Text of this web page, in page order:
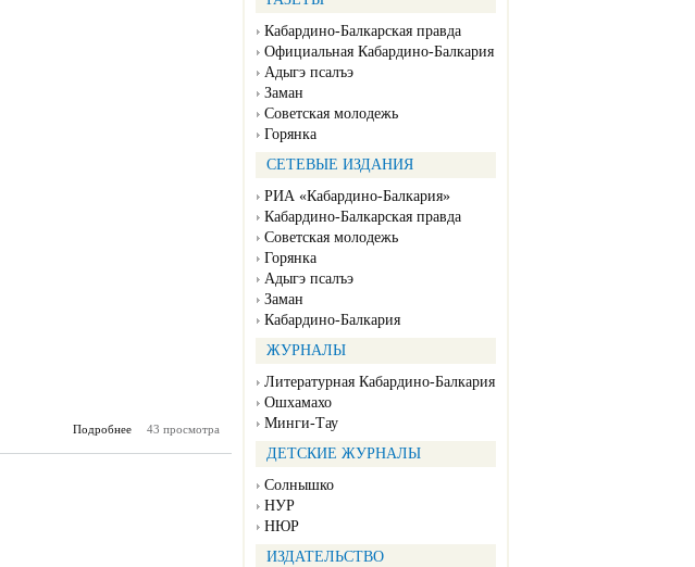
Кабардино-Балкарская правда
Официальная Кабардино-Балкария
Адыгэ псалъэ
Заман
Советская молодежь
Горянка
СЕТЕВЫЕ ИЗДАНИЯ
РИА «Кабардино-Балкария»
Кабардино-Балкарская правда
Советская молодежь
Горянка
Адыгэ псалъэ
Заман
Кабардино-Балкария
ЖУРНАЛЫ
Литературная Кабардино-Балкария
Ошхамахо
Минги-Тау
ДЕТСКИЕ ЖУРНАЛЫ
Солнышко
НУР
НЮР
ИЗДАТЕЛЬСТВО
Подробнее
о ОКБ №16
43 просмотра